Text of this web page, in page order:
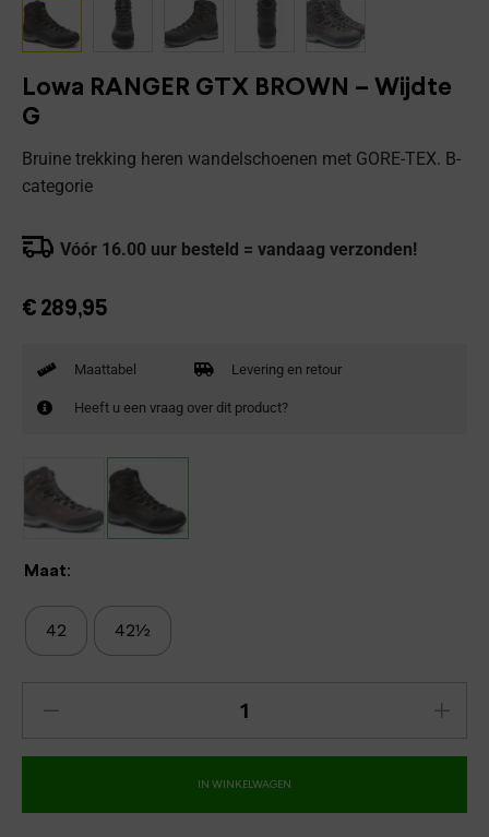
Lowa RANGER GTX BROWN – Wijdte
G
Bruine trekking heren wandelschoenen met GORE-TEX. B-
categorie
Vóór 16.00 uur besteld = vandaag verzonden!
€ 289,95
Maattabel Levering en retour
Heeft u een vraag over dit product?
Maat:
42 42½
IN WINKELWAGEN